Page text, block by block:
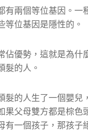
有兩個等位基因。 一
位基因是隱性的。
優勢，這就是為什
髮的人。
的人生了一個嬰兒
果父母雙方都是棕色
有一個孩子，那孩子